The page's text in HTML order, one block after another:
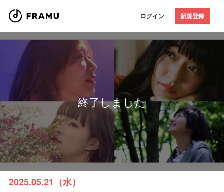
ログイン 新規登録
終了しました
2025.05.21（水）